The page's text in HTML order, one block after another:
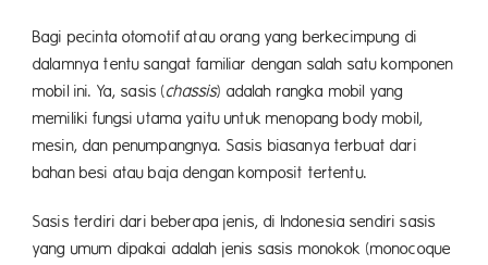
Bagi pecinta otomotif atau orang yang berkecimpung di
dalamnya tentu sangat familiar dengan salah satu komponen
mobil ini. Ya, sasis (chassis) adalah rangka mobil yang
memiliki fungsi utama yaitu untuk menopang body mobil,
mesin, dan penumpangnya. Sasis biasanya terbuat dari
bahan besi atau baja dengan komposit tertentu.
Sasis terdiri dari beberapa jenis, di Indonesia sendiri sasis
yang umum dipakai adalah jenis sasis monokok (monocoque